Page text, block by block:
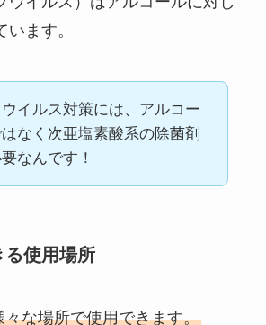
ます。
ウイルス対策には、アルコー
なく次亜塩素酸系の除菌剤
なんです！
る使用場所
な場所で使用できます。